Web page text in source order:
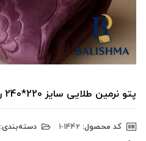
پتو نرمین طلایی سایز 220*240 رنگ بنفش وایلد ارکید
کد محصول: دسته‌بندی: